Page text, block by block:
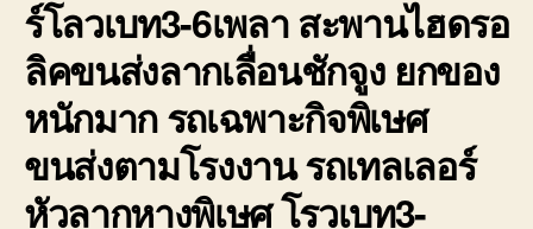
ร์โลวเบท3-6เพลา สะพานไฮดรอ
ลิคขนส่งลากเลื่อนชักจูง ยกของ
หนักมาก รถเฉพาะกิจพิเษศ
ขนส่งตามโรงงาน รถเทลเลอร์
หัวลากหางพิเษศ โรวเบท3-